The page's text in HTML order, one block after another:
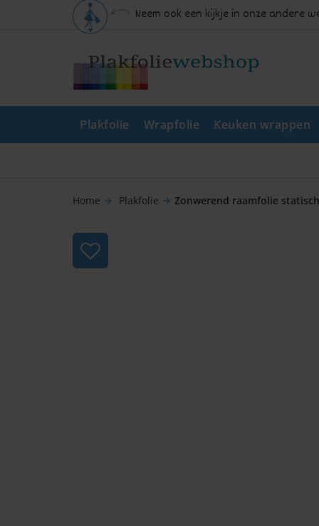
Neem ook een kijkje in onze andere
Plakfolie Wrapfolie Keuken wrappen
Home arrow_forward Plakfolie arrow_forward Zonwerend raamfolie